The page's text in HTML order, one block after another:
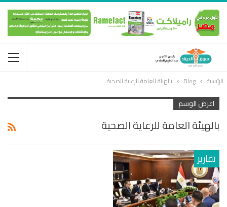
الرئيسية Blog بالهيئة العامة للرعاية الصحية
اعرض الوسم
بالهيئة العامة للرعاية الصحية
تقارير